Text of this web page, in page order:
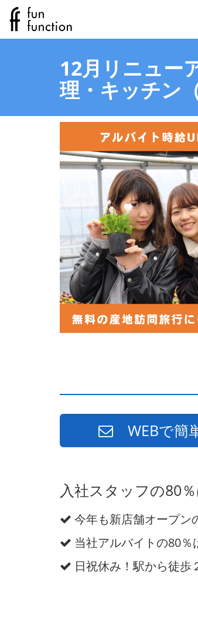
12月リニュー
理・キッチン
WEBで簡
入社スタッフの80
今年も新店舗オープン
当社アルバイトの80％
日祝休み！駅から徒歩